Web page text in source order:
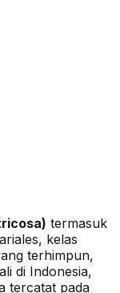
) termasuk
, kelas
terhimpun,
di Indonesia,
tercatat pada